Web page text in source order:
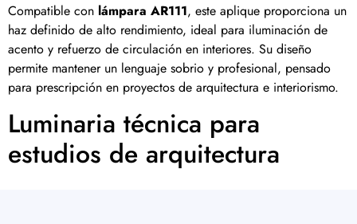
Compatible con lámpara AR111, este aplique proporciona un
haz definido de alto rendimiento, ideal para iluminación de
acento y refuerzo de circulación en interiores. Su diseño
permite mantener un lenguaje sobrio y profesional, pensado
para prescripción en proyectos de arquitectura e interiorismo.
Luminaria técnica para
estudios de arquitectura